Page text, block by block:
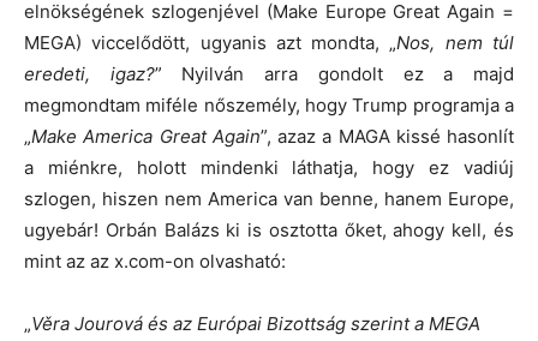
elnökségének szlogenjével (Make Europe Great Again =
MEGA) viccelődött, ugyanis azt mondta, „Nos, nem túl
eredeti, igaz?” Nyilván arra gondolt ez a majd
megmondtam miféle nőszemély, hogy Trump programja a
„Make America Great Again”, azaz a MAGA kissé hasonlít
a miénkre, holott mindenki láthatja, hogy ez vadiúj
szlogen, hiszen nem America van benne, hanem Europe,
ugyebár! Orbán Balázs ki is osztotta őket, ahogy kell, és
mint az az x.com-on olvasható:
„Věra Jourová és az Európai Bizottság szerint a MEGA